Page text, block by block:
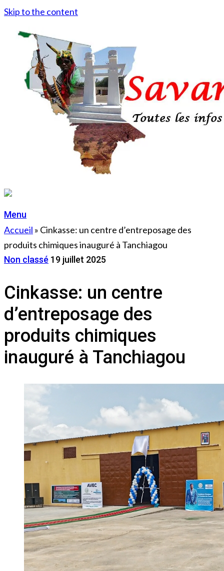
Skip to the content
Menu
Accueil » Cinkasse: un centre d’entreposage des
produits chimiques inauguré à Tanchiagou
Non classé 19 juillet 2025
Cinkasse: un centre
d’entreposage des
produits chimiques
inauguré à Tanchiagou